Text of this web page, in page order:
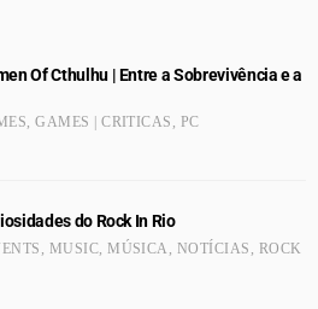
Of Cthulhu | Entre a Sobrevivência e a
,GAMES | CRITICAS , PC
do Rock In Rio
, MUSIC,MÚSICA , NOTÍCIAS , ROCK